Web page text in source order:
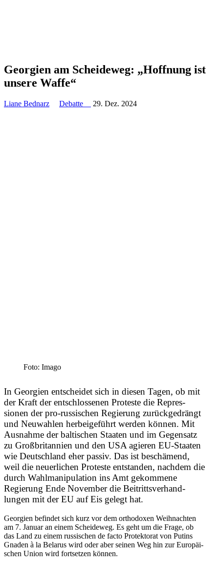
Georgien am Schei­deweg: „Hoffnung ist
unsere Waffe“
Liane Bednarz Debatte 29. Dez. 2024
Foto: Imago
In Georgien entscheidet sich in diesen Tagen, ob mit
der Kraft der entschlos­senen Proteste die Repres­
sionen der pro-russi­schen Regierung zurück­ge­drängt
und Neuwahlen herbei­ge­führt werden können. Mit
Ausnahme der balti­schen Staaten und im Gegensatz
zu Großbri­tannien und den USA agieren EU-Staaten
wie Deutschland eher passiv. Das ist beschämend,
weil die neuer­lichen Proteste entstanden, nachdem die
durch Wahlma­ni­pu­lation ins Amt gekommene
Regierung Ende November die Beitritts­ver­hand­
lungen mit der EU auf Eis gelegt hat.
Georgien befindet sich kurz vor dem ortho­doxen Weihnachten
am 7. Januar an einem Schei­deweg. Es geht um die Frage, ob
das Land zu einem russi­schen de facto Protek­torat von Putins
Gnaden à la Belarus wird oder aber seinen Weg hin zur Europäi­
schen Union wird fortsetzen können.